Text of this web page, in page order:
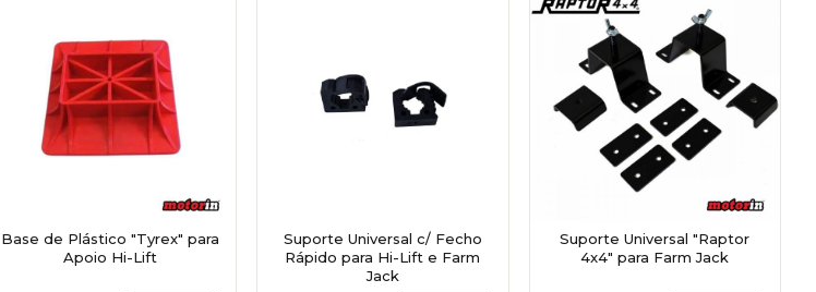
Base de Plástico "Tyrex" para
Apoio Hi-Lift
Suporte Universal c/ Fecho
Rápido para Hi-Lift e Farm
Jack
Suporte Universal "Raptor
4x4" para Farm Jack